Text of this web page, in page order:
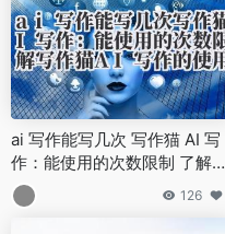
ai 写作能写几次 写作猫 AI 写
作：能使用的次数限制 了解写
作猫 AI 写作的使用次数规则
126